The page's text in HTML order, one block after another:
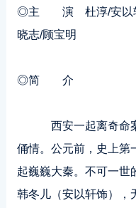
◎主 演 杜淳/安以轩/
晓志/顾宝明
◎简 介
西安一起离奇命案
俑情。公元前，史上第
起巍巍大秦。不可一世
韩冬儿（安以轩饰），